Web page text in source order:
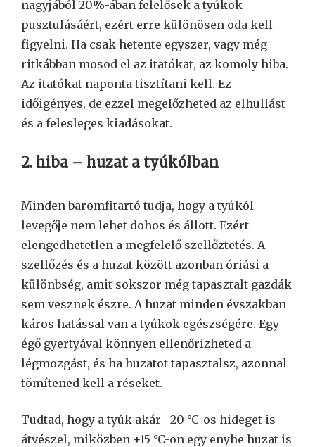
nagyjából 20%-ában felelősek a tyúkok
pusztulásáért, ezért erre különösen oda kell
figyelni. Ha csak hetente egyszer, vagy még
ritkábban mosod el az itatókat, az komoly hiba.
Az itatókat naponta tisztítani kell. Ez
időigényes, de ezzel megelőzheted az elhullást
és a felesleges kiadásokat.
2. hiba – huzat a tyúkólban
Minden baromfitartó tudja, hogy a tyúkól
levegője nem lehet dohos és állott. Ezért
elengedhetetlen a megfelelő szellőztetés. A
szellőzés és a huzat között azonban óriási a
különbség, amit sokszor még tapasztalt gazdák
sem vesznek észre. A huzat minden évszakban
káros hatással van a tyúkok egészségére. Egy
égő gyertyával könnyen ellenőrizheted a
légmozgást, és ha huzatot tapasztalsz, azonnal
tömítened kell a réseket.
Tudtad, hogy a tyúk akár –20 °C-os hideget is
átvészel, miközben +15 °C-on egy enyhe huzat is